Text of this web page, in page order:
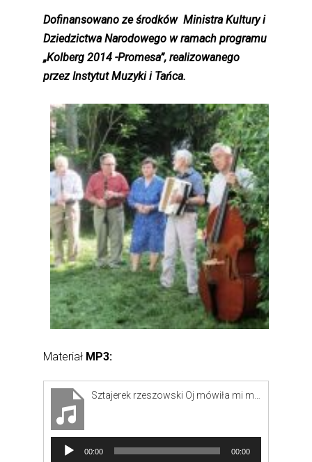
Dofinansowano ze środków Ministra Kultury i
Dziedzictwa Narodowego w ramach programu
„Kolberg 2014 -Promesa”, realizowanego
przez Instytut Muzyki i Tańca.
Materiał MP3:
Sztajerek rzeszowski Oj mówiła mi mama - Muzykanty
Odtwarzacz
plików
00:00 00:00